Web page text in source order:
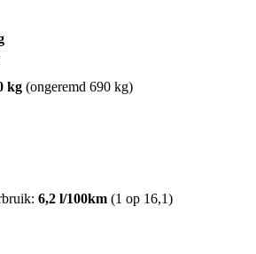
kg (ongeremd 690 kg)
6,2 l/100km (1 op 16,1)